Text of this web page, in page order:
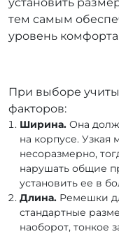
тем самым
уровень
При выборе
факторов:
Ширина. Она
на корпусе. Узкая
несоразмерно,
нарушать общие
установить ее в
Длина. Ремешки
стандартные
наоборот, тонкое